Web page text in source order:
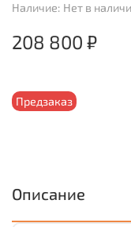
Наличие: Нет в
Предзаказ
208 800 ₽
Описание